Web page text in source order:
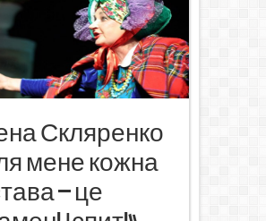
Скляренко
мене кожна
– це